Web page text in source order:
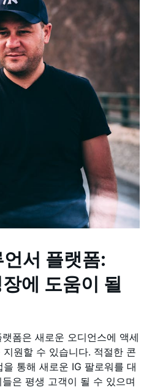
서 플랫폼:
에 도움이 될
폼은 새로운 오디언스에 액세
원할 수 있습니다. 적절한 콘
통해 새로운 IG 팔로워를 대
은 평생 고객이 될 수 있으며